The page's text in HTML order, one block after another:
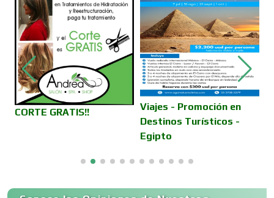
Compresores de aire
Computadoras
Conferencias Empresariales
CORTE GRATIS!!
Viajes - Promoción en
Destinos Turísticos -
Egipto